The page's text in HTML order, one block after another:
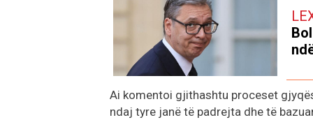
Ai komentoi gjithashtu proceset
ndaj tyre janë të padrejta dhe të